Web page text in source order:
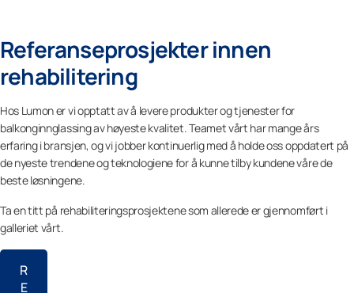
Referanseprosjekter innen
rehabilitering
Hos Lumon er vi opptatt av å levere produkter og tjenester for
balkonginnglassing av høyeste kvalitet. Teamet vårt har mange års
erfaring i bransjen, og vi jobber kontinuerlig med å holde oss oppdatert på
de nyeste trendene og teknologiene for å kunne tilby kundene våre de
beste løsningene.
Ta en titt på rehabiliteringsprosjektene som allerede er gjennomført i
galleriet vårt.
R
E